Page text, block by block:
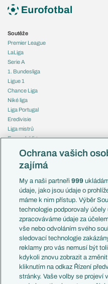
Soutěže
Premier League
LaLiga
Serie A
1. Bundesliga
Ligue 1
Chance Liga
Niké liga
Liga Portugal
Eredivisie
Liga mistrů
Evropská liga
Mistrovství světa
Liga národů
Témata
Představení týmů MS
EuroSkauting
PL v kostce
Evropské koeficienty
Přestupy
Přestupové spekulace
Zranění
Kluby
Ochrana vašich
zajímá
My a naši partneři999
údaje, jako jsou údaje o
máme k nim přístup. Výběr
technologie podporovaly
zpracováváme údaje za
vše nebo odvoláním svého
sledovací technologie
reklamy pro vás nemusí být
kdykoli znovu zobrazit a
kliknutím na odkaz Řízení
stránky. Vaše volby se projeví